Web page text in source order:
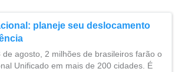
planeje seu deslocamento
de agosto, 2 milhões de brasileiros farão o
Unificado em mais de 200 cidades. É